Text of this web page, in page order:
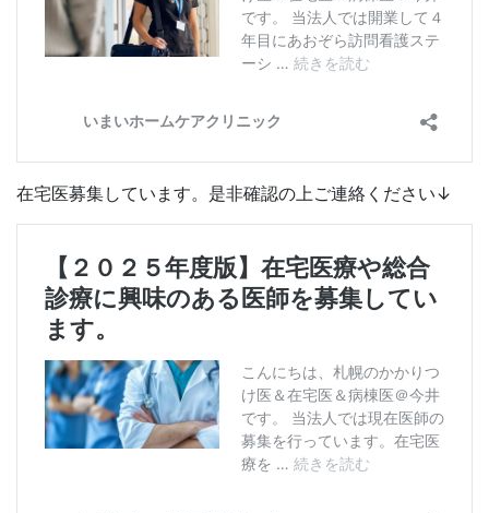
在宅医募集しています。是非確認の上ご連絡ください↓